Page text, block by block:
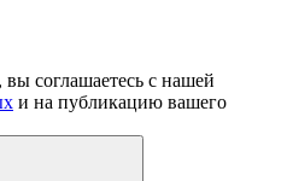
соглашаетесь с нашей
и на публикацию вашего